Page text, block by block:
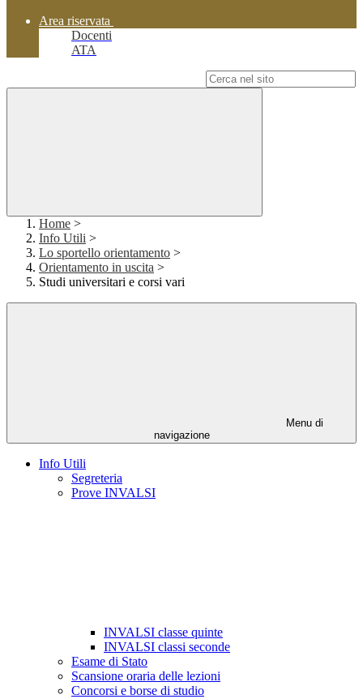
Area riservata
Docenti
ATA
Home >
Info Utili >
Lo sportello orientamento >
Orientamento in uscita >
Studi universitari e corsi vari
Menu di
navigazione
Info Utili
Segreteria
Prove INVALSI
INVALSI classe quinte
INVALSI classi seconde
Esame di Stato
Scansione oraria delle lezioni
Concorsi e borse di studio